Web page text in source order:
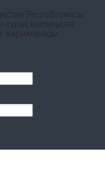
Республикасы
сұрақ қоюыңызға
жарияланады.
*
*